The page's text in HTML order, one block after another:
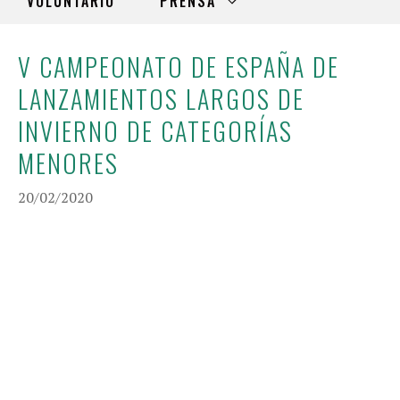
V CAMPEONATO DE ESPAÑA DE
LANZAMIENTOS LARGOS DE
INVIERNO DE CATEGORÍAS
MENORES
20/02/2020